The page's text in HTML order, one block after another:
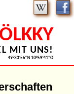
MIT UNS!
49°33'56''N 10°59'41''O